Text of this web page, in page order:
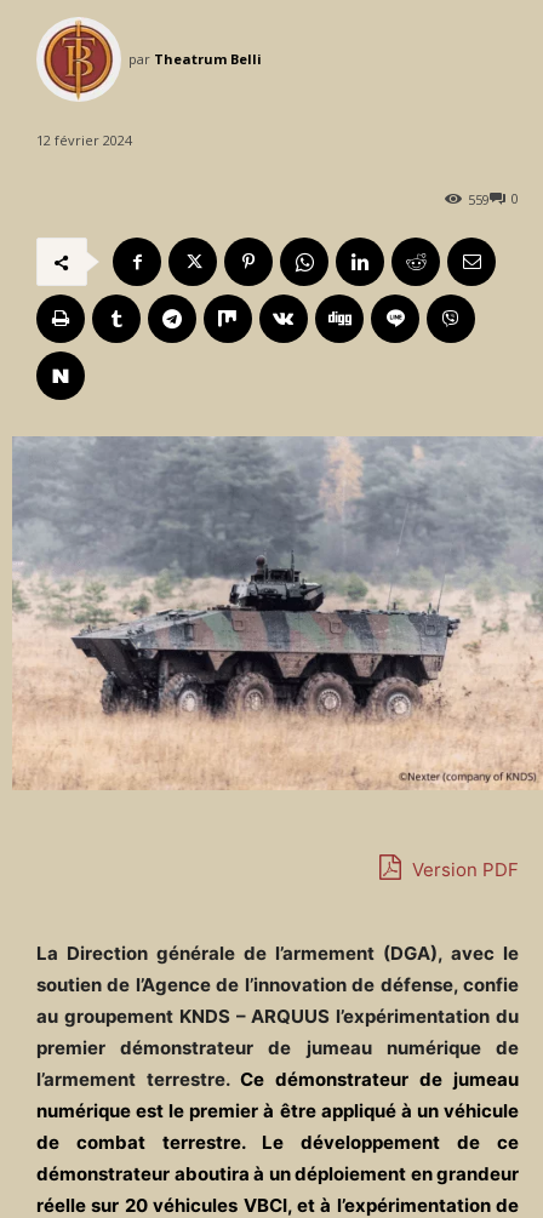
par Theatrum Belli
12 février 2024
0
559
Version PDF
La Direction générale de l’armement (DGA), avec le
soutien de l’Agence de l’innovation de défense, confie
au groupement KNDS – ARQUUS l’expérimentation du
premier démonstrateur de jumeau numérique de
l’armement terrestre. Ce démonstrateur de jumeau
numérique est le premier à être appliqué à un véhicule
de combat terrestre. Le développement de ce
démonstrateur aboutira à un déploiement en grandeur
réelle sur 20 véhicules VBCI, et à l’expérimentation de